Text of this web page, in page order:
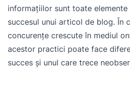
informațiilor sunt toate elemente
succesul unui articol de blog. În
concurențe crescute în mediul
acestor practici poate face
succes și unul care trece